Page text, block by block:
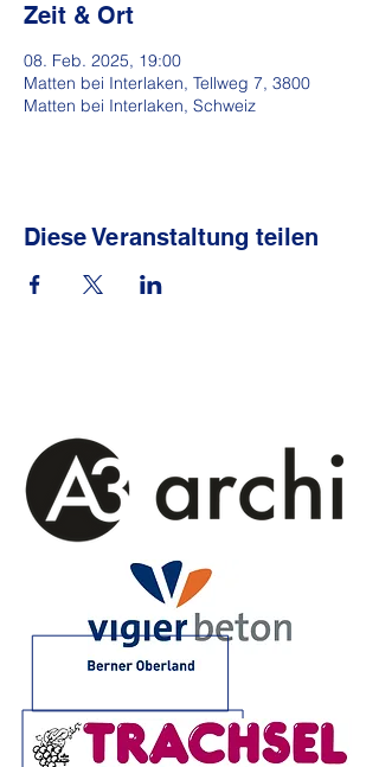
Zeit & Ort
08. Feb. 2025, 19:00
Matten bei Interlaken, Tellweg 7, 3800
Matten bei Interlaken, Schweiz
Diese Veranstaltung teilen